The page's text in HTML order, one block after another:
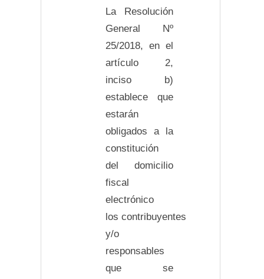
La Resolución
General Nº
25/2018, en el
artículo 2,
inciso b)
establece que
estarán
obligados a la
constitución
del domicilio
fiscal
electrónico
los contribuyentes
y/o
responsables
que se